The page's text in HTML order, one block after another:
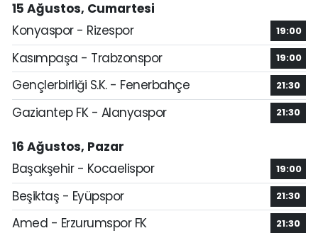
15 Ağustos, Cumartesi
Konyaspor - Rizespor
19:00
Kasımpaşa - Trabzonspor 19:00
Gençlerbirliği S.K. - Fenerbahçe 21:30
Gaziantep FK - Alanyaspor 21:30
16 Ağustos, Pazar
Başakşehir - Kocaelispor
19:00
Beşiktaş - Eyüpspor 21:30
Amed - Erzurumspor FK 21:30